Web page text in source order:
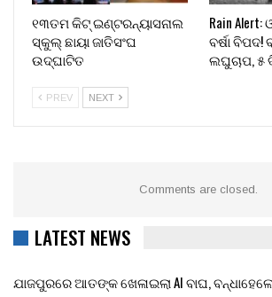
୧୩ତମ କିଟ୍ ଇଣ୍ଟରନ୍ୟାସନାଲ
ସ୍କୁଲ୍ ଛାୟା ଜାତିସଂଘ
ଉଦ୍‍ଘାଟିତ
Rain
ବର୍ଷା
ଲଘୁଚାପ, ୫
PREV NEXT
Comments are closed.
LATEST NEWS
ଯାଜପୁରରେ ଆତଙ୍କ ଖେଳାଇଲା AI ବାଘ,